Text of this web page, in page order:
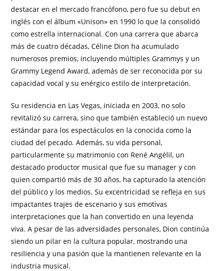
destacar en el mercado francófono, pero fue su debut en
inglés con el álbum «Unison» en 1990 lo que la consolidó
como estrella internacional. Con una carrera que abarca
más de cuatro décadas, Céline Dion ha acumulado
numerosos premios, incluyendo múltiples Grammys y un
Grammy Legend Award, además de ser reconocida por su
capacidad vocal y su enérgico estilo de interpretación.
Su residencia en Las Vegas, iniciada en 2003, no solo
revitalizó su carrera, sino que también estableció un nuevo
estándar para los espectáculos en la conocida como la
ciudad del pecado. Además, su vida personal,
particularmente su matrimonio con René Angélil, un
destacado productor musical que fue su manager y con
quien compartió más de 30 años, ha capturado la atención
del público y los medios. Su excentricidad se refleja en sus
impactantes trajes de escenario y sus emotivas
interpretaciones que la han convertido en una leyenda
viva. A pesar de las adversidades personales, Dion continúa
siendo un pilar en la cultura popular, mostrando una
resiliencia y una pasión que la mantienen relevante en la
industria musical.